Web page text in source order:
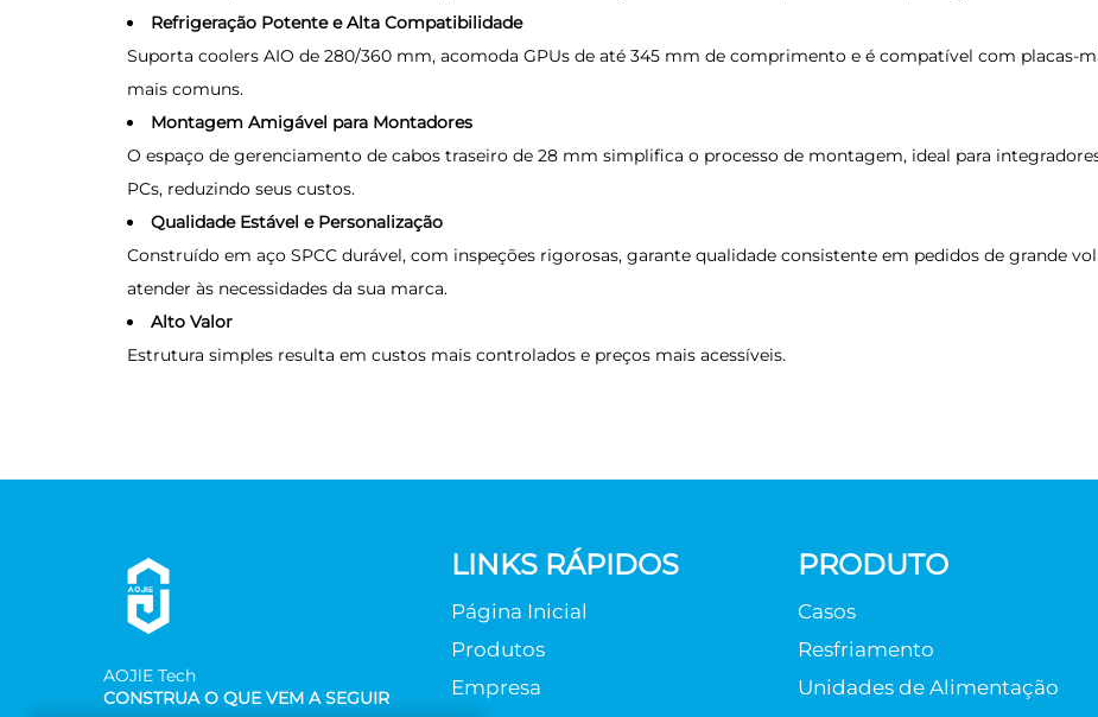
Refrigeração Potente e Alta Compatibilidade
Suporta coolers AIO de 280/360 mm, acomoda GPUs de até 345 mm de comprimento e é compatível com placas-
mais comuns.
Montagem Amigável para Montadores
O espaço de gerenciamento de cabos traseiro de 28 mm simplifica o processo de montagem, ideal para
PCs, reduzindo seus custos.
Qualidade Estável e Personalização
Construído em aço SPCC durável, com inspeções rigorosas, garante qualidade consistente em pedidos de grande
atender às necessidades da sua marca.
Alto Valor
Estrutura simples resulta em custos mais controlados e preços mais acessíveis.
AOJlE Tech
CONSTRUA O QUE VEM A SEGUIR
LINKS RÁPIDOS
Página Inicial
Produtos
Empresa
PRODUTO
Casos
Resfriamento
Unidades de Alimentação